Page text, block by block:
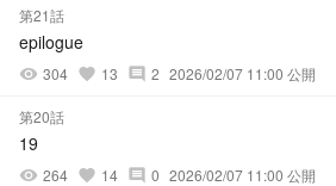
第21話
epilogue
visibility 304 favorite 13 comment 2 2026/02/07 11:00 公開
第20話
19
visibility 264 favorite 14 comment 0 2026/02/07 11:00 公開